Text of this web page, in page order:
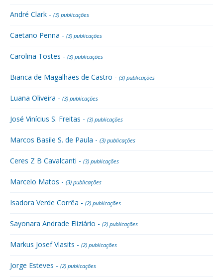
André Clark - (3) publicações
Caetano Penna - (3) publicações
Carolina Tostes - (3) publicações
Bianca de Magalhães de Castro - (3) publicações
Luana Oliveira - (3) publicações
José Vinícius S. Freitas - (3) publicações
Marcos Basile S. de Paula - (3) publicações
Ceres Z B Cavalcanti - (3) publicações
Marcelo Matos - (3) publicações
Isadora Verde Corrêa - (2) publicações
Sayonara Andrade Eliziário - (2) publicações
Markus Josef Vlasits - (2) publicações
Jorge Esteves - (2) publicações